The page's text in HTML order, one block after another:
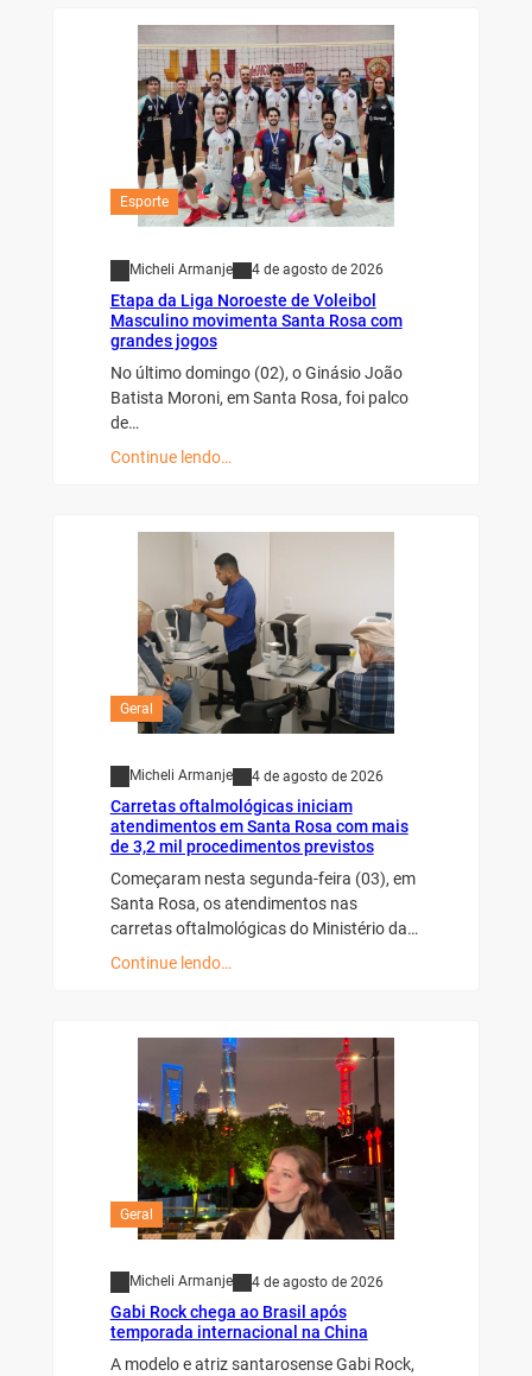
Esporte
Micheli Armanje 4 de agosto de 2026
Etapa da Liga Noroeste de Voleibol
Masculino movimenta Santa Rosa com
grandes jogos
No último domingo (02), o Ginásio João
Batista Moroni, em Santa Rosa, foi palco
de…
Continue lendo…
Geral
Micheli Armanje 4 de agosto de 2026
Carretas oftalmológicas iniciam
atendimentos em Santa Rosa com mais
de 3,2 mil procedimentos previstos
Começaram nesta segunda-feira (03), em
Santa Rosa, os atendimentos nas
carretas oftalmológicas do Ministério da…
Continue lendo…
Geral
Micheli Armanje 4 de agosto de 2026
Gabi Rock chega ao Brasil após
temporada internacional na China
A modelo e atriz santarosense Gabi Rock,